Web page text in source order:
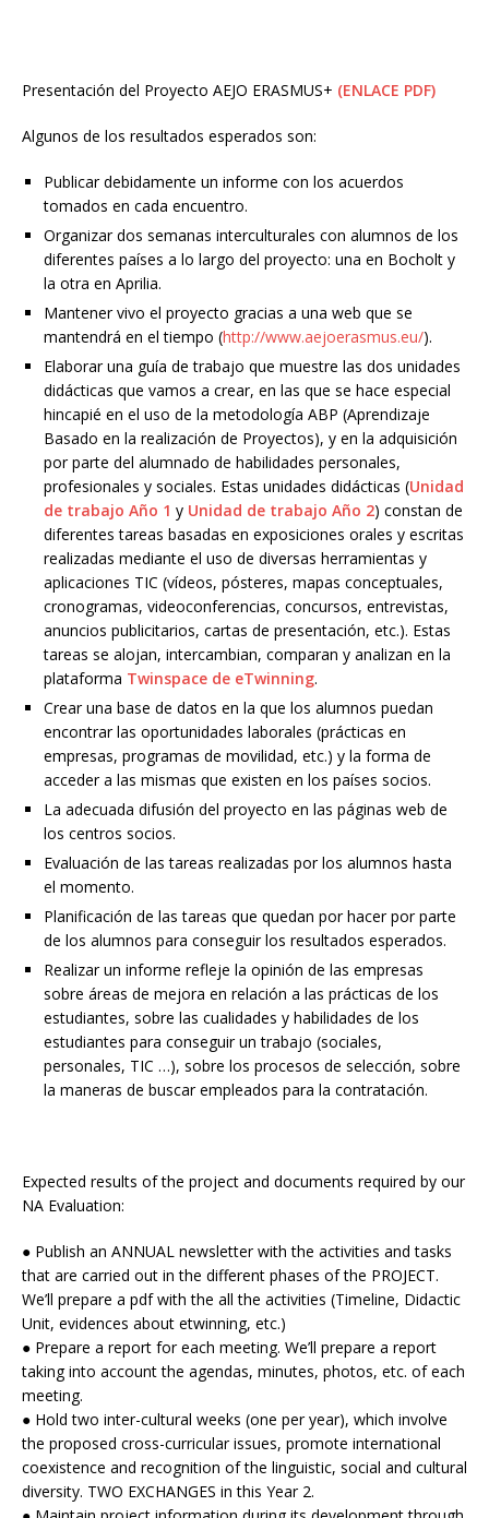
Presentación del Proyecto AEJO ERASMUS+ (ENLACE PDF)
Algunos de los resultados esperados son:
Publicar debidamente un informe con los acuerdos
tomados en cada encuentro.
Organizar dos semanas interculturales con alumnos de los
diferentes países a lo largo del proyecto: una en Bocholt y
la otra en Aprilia.
Mantener vivo el proyecto gracias a una web que se
mantendrá en el tiempo (http://www.aejoerasmus.eu/).
Elaborar una guía de trabajo que muestre las dos unidades
didácticas que vamos a crear, en las que se hace especial
hincapié en el uso de la metodología ABP (Aprendizaje
Basado en la realización de Proyectos), y en la adquisición
por parte del alumnado de habilidades personales,
profesionales y sociales. Estas unidades didácticas (Unidad
de trabajo Año 1 y Unidad de trabajo Año 2) constan de
diferentes tareas basadas en exposiciones orales y escritas
realizadas mediante el uso de diversas herramientas y
aplicaciones TIC (vídeos, pósteres, mapas conceptuales,
cronogramas, videoconferencias, concursos, entrevistas,
anuncios publicitarios, cartas de presentación, etc.). Estas
tareas se alojan, intercambian, comparan y analizan en la
plataforma Twinspace de eTwinning.
Crear una base de datos en la que los alumnos puedan
encontrar las oportunidades laborales (prácticas en
empresas, programas de movilidad, etc.) y la forma de
acceder a las mismas que existen en los países socios.
La adecuada difusión del proyecto en las páginas web de
los centros socios.
Evaluación de las tareas realizadas por los alumnos hasta
el momento.
Planificación de las tareas que quedan por hacer por parte
de los alumnos para conseguir los resultados esperados.
Realizar un informe refleje la opinión de las empresas
sobre áreas de mejora en relación a las prácticas de los
estudiantes, sobre las cualidades y habilidades de los
estudiantes para conseguir un trabajo (sociales,
personales, TIC …), sobre los procesos de selección, sobre
la maneras de buscar empleados para la contratación.
Expected results of the project and documents required by our
NA Evaluation:
● Publish an ANNUAL newsletter with the activities and tasks
that are carried out in the different phases of the PROJECT.
We’ll prepare a pdf with the all the activities (Timeline, Didactic
Unit, evidences about etwinning, etc.)
● Prepare a report for each meeting. We’ll prepare a report
taking into account the agendas, minutes, photos, etc. of each
meeting.
● Hold two inter-cultural weeks (one per year), which involve
the proposed cross-curricular issues, promote international
coexistence and recognition of the linguistic, social and cultural
diversity. TWO EXCHANGES in this Year 2.